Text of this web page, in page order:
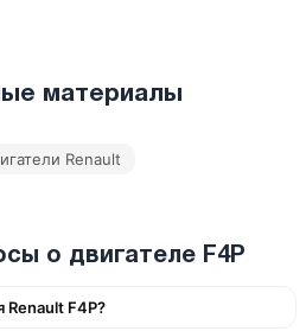
материалы
Renault
о двигателе F4P
Renault F4P?